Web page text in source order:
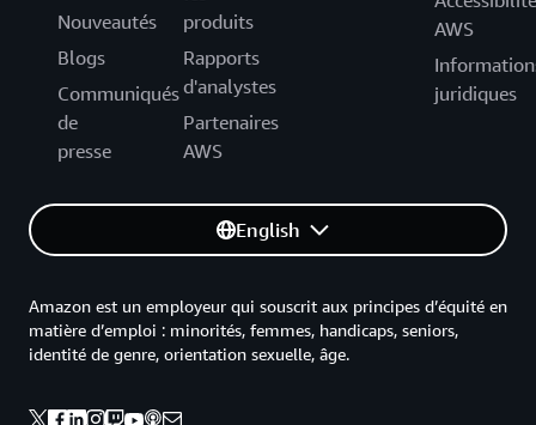
Nouveautés
Blogs
Communiqués
de
presse
produits
Rapports
d'analystes
Partenaires
AWS
AWS
juridiques
English
Amazon est un employeur qui souscrit aux principes d’équité en
matière d’emploi : minorités, femmes, handicaps, seniors,
identité de genre, orientation sexuelle, âge.